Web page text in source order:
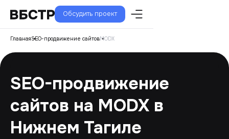
Обсудить проект
ГлавнаяSEO-продвижение сайтовMODX
SEO-продвижение
сайтов на MODX в
Нижнем Тагиле